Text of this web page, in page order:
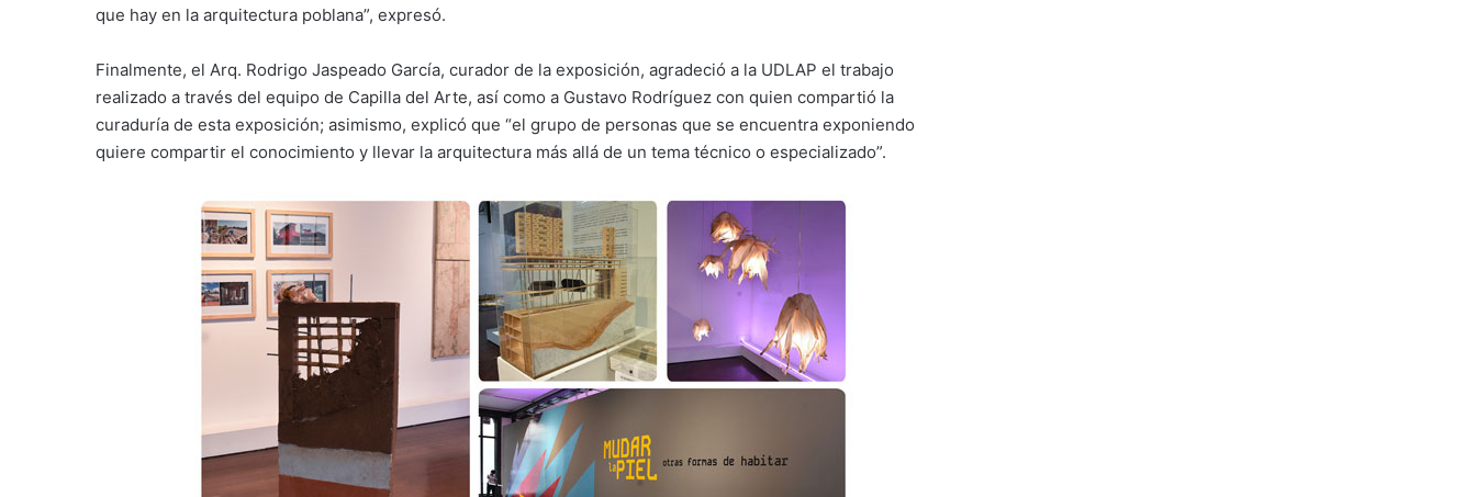
que hay en la arquitectura poblana”, expresó.
Finalmente, el Arq. Rodrigo Jaspeado García, curador de la exposición, agradeció a la UDLAP el trabajo
realizado a través del equipo de Capilla del Arte, así como a Gustavo Rodríguez con quien compartió la
curaduría de esta exposición; asimismo, explicó que “el grupo de personas que se encuentra exponiendo
quiere compartir el conocimiento y llevar la arquitectura más allá de un tema técnico o especializado”.